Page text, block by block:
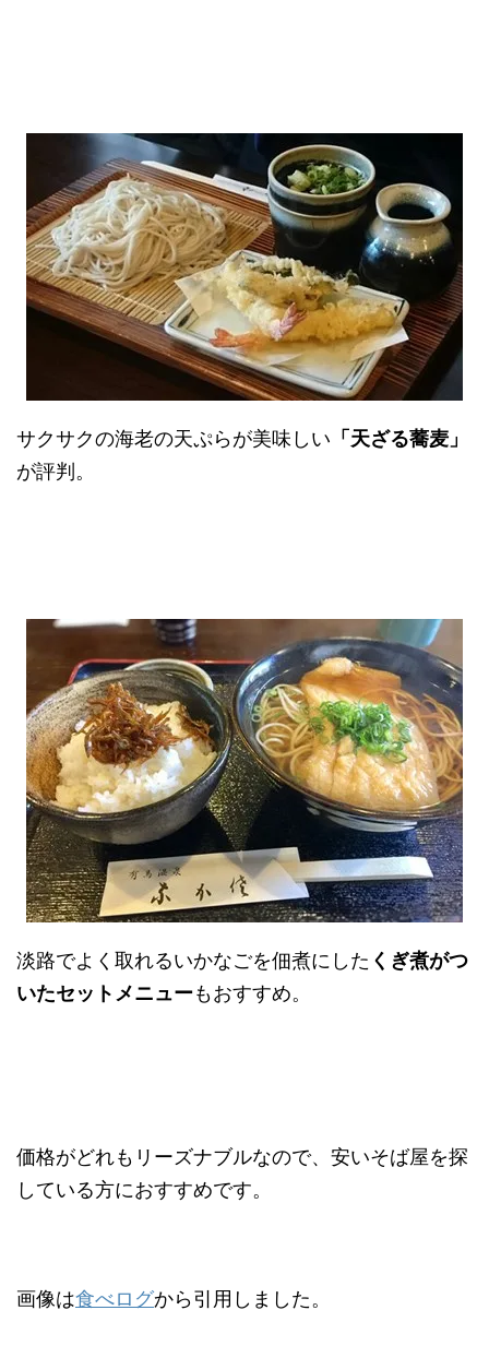
サクサクの海老の天ぷらが美味しい 「天ざる蕎麦」
が評判。
淡路でよく取れるいかなごを佃煮にした くぎ煮がつ
いたセットメニューもおすすめ。
価格がどれもリーズナブルなので、安いそば屋を探
している方におすすめです。
画像は食べログから引用しました。